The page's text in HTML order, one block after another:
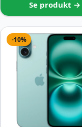
Se produkt →
-10%